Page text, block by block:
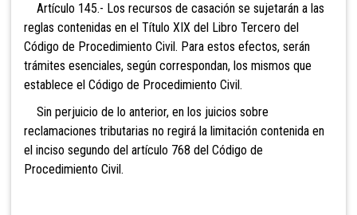
Artículo 145.- Los recursos de casación se sujetarán a las
reglas contenidas en el Título XIX del Libro Tercero del
Código de Procedimiento Civil. Para estos efectos, serán
trámites esenciales, según correspondan, los mismos que
establece el Código de Procedimiento Civil.
Sin perjuicio de lo anterior, en los juicios sobre
reclamaciones tributarias no regirá la limitación contenida en
el inciso segundo del artículo 768 del Código de
Procedimiento Civil.